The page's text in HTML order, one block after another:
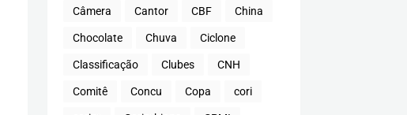
Câmera Cantor CBF China
Chocolate Chuva Ciclone
Classificação Clubes CNH
Comitê Concu Copa cori